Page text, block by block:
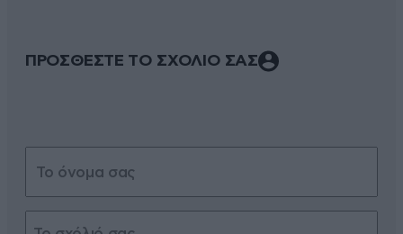
ΠΡΟΣΘΕΣΤΕ ΤΟ ΣΧΟΛΙΟ ΣΑΣ